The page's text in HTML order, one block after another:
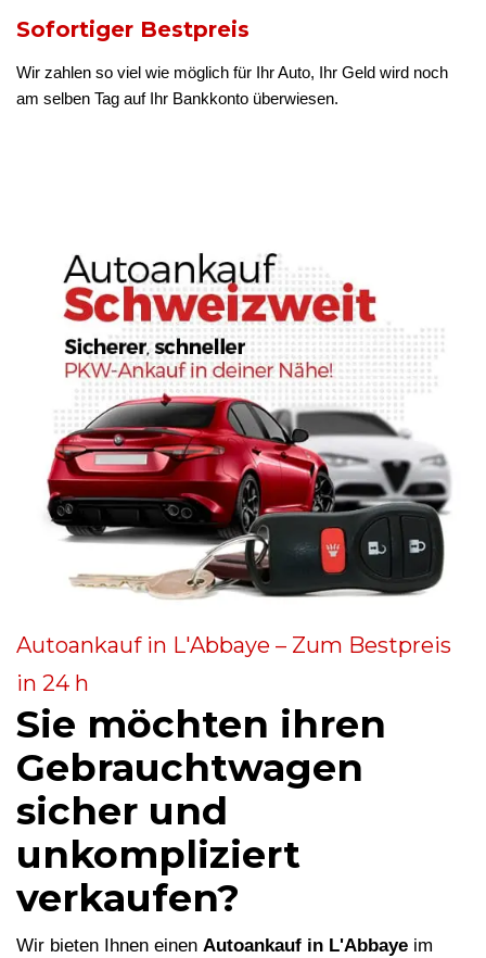
Sofortiger Bestpreis
Wir zahlen so viel wie möglich für Ihr Auto, Ihr Geld wird noch
am selben Tag auf Ihr Bankkonto überwiesen.
Autoankauf in L'Abbaye – Zum Bestpreis
in 24 h
Sie möchten ihren
Gebrauchtwagen
sicher und
unkompliziert
verkaufen?
Wir bieten Ihnen einen Autoankauf in L'Abbaye im